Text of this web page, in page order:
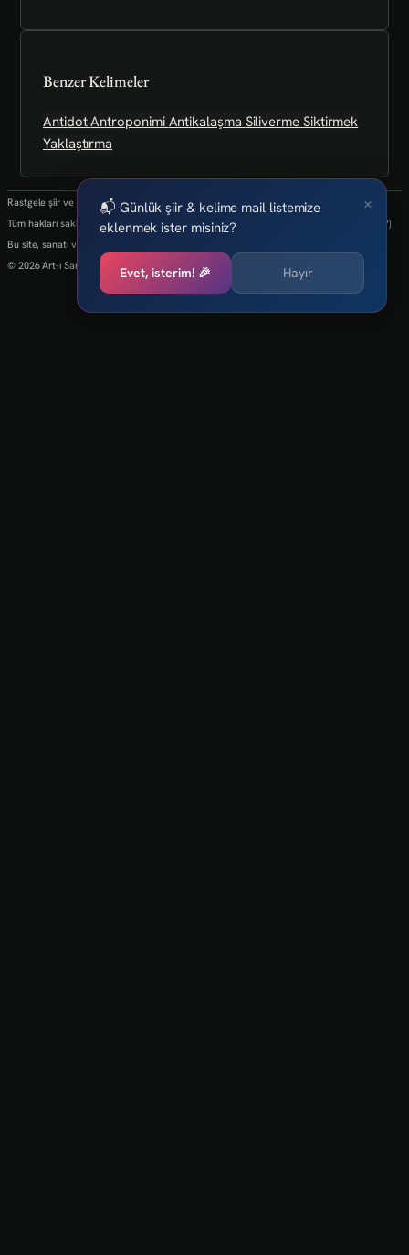
Benzer Kelimeler
AntidotAntroponimi Antikalaşma Siliverme Siktirmek
Yaklaştırma
Rastgele şiir ve kelimeler her 24 saatte bir yenilenmektedir.
Tüm hakları saklıdır.(biz kaybettik bulan varsa info@art-isanat.com.tr'ye mail atabilir mi?)
Bu site, sanatı ve yaratıcılığı dijital dünyaya taşıma arzusu ile kurulmuştur.
© 2026 Art-ı Sanat
×
📬 Günlük şiir & kelime mail listemize
eklenmek ister misiniz?
Evet, isterim! 🎉 Hayır